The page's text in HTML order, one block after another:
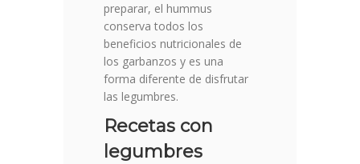
preparar, el hummus
conserva todos los
beneficios nutricionales de
los garbanzos y es una
forma diferente de disfrutar
las legumbres.
Recetas con
legumbres